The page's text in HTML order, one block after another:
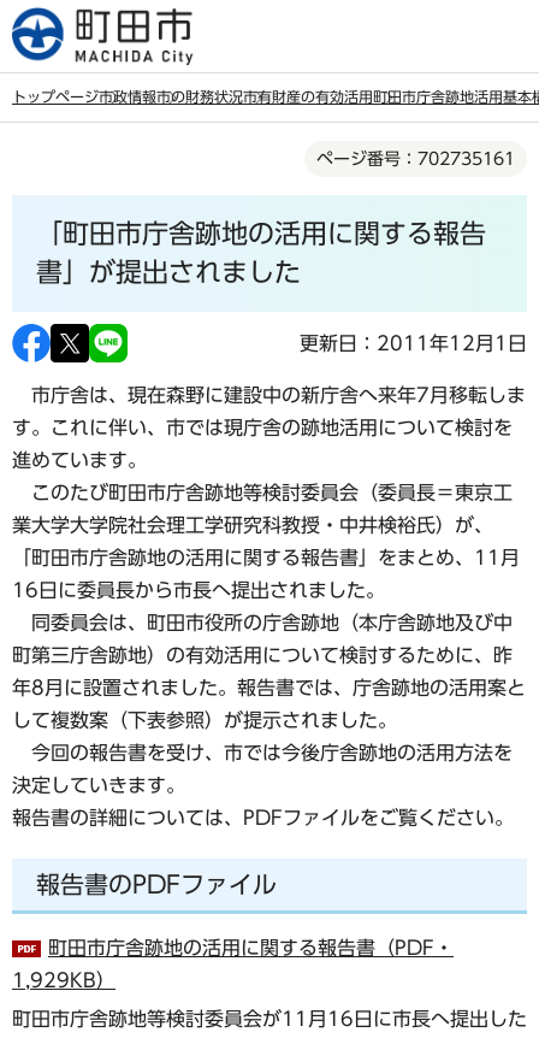
こ
の
トップページ市政情報市の財務状況市有財産の有効活用町田市庁舎跡地活用基本
ページ番号：702735161
「町田市庁舎跡地の活用に関する報告
書」が提出されました
更新日：2011年12月1日
市庁舎は、現在森野に建設中の新庁舎へ来年7月移転しま
す。これに伴い、市では現庁舎の跡地活用について検討を
進めています。
このたび町田市庁舎跡地等検討委員会（委員長＝東京工
業大学大学院社会理工学研究科教授・中井検裕氏）が、
「町田市庁舎跡地の活用に関する報告書」をまとめ、11月
16日に委員長から市長へ提出されました。
同委員会は、町田市役所の庁舎跡地（本庁舎跡地及び中
町第三庁舎跡地）の有効活用について検討するために、昨
年8月に設置されました。報告書では、庁舎跡地の活用案と
して複数案（下表参照）が提示されました。
今回の報告書を受け、市では今後庁舎跡地の活用方法を
決定していきます。
報告書の詳細については、PDFファイルをご覧ください。
報告書のPDFファイル
町田市庁舎跡地の活用に関する報告書（PDF・
1,929KB）
町田市庁舎跡地等検討委員会が11月16日に市長へ提出した